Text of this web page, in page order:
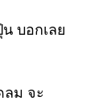
บอกเลย
ลม จะ